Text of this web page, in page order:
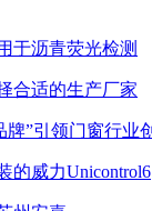
于沥青荧光检测
合适的生产厂家
”引领门窗行业
的威力Unicontrol6